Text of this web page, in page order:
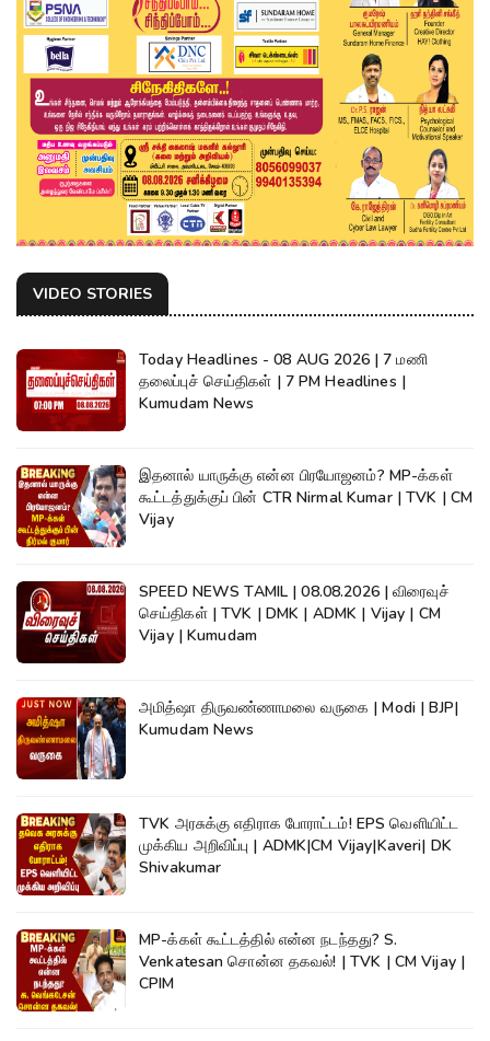
VIDEO STORIES
Today Headlines - 08 AUG 2026 | 7 மணி
தலைப்புச் செய்திகள் | 7 PM Headlines |
Kumudam News
இதனால் யாருக்கு என்ன பிரயோஜனம்? MP-க்கள்
கூட்டத்துக்குப் பின் CTR Nirmal Kumar | TVK | CM
Vijay
SPEED NEWS TAMIL | 08.08.2026 | விரைவுச்
செய்திகள் | TVK | DMK | ADMK | Vijay | CM
Vijay | Kumudam
அமித்ஷா திருவண்ணாமலை வருகை | Modi | BJP|
Kumudam News
TVK அரசுக்கு எதிராக போராட்டம்! EPS வெளியிட்ட
முக்கிய அறிவிப்பு | ADMK|CM Vijay|Kaveri| DK
Shivakumar
MP-க்கள் கூட்டத்தில் என்ன நடந்தது? S.
Venkatesan சொன்ன தகவல்! | TVK | CM Vijay |
CPIM